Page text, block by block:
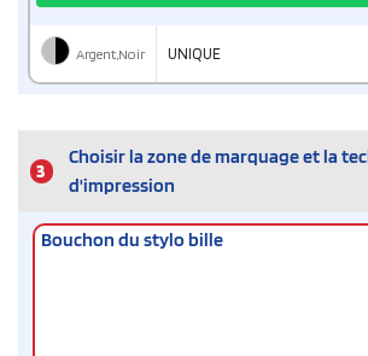
Argent,Noir UNIQUE
3
Choisir la zone de marquage et la
d'impression
Bouchon du stylo bille